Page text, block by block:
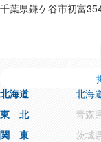
千葉県鎌ケ谷市初富
北海道
北海
東 北
青森
関 東
茨城